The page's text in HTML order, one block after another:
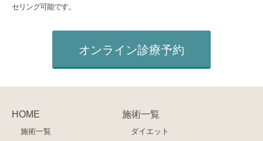
セリング可能です。
オンライン診療予約
HOME
施術一覧
施術一覧
ダイエット